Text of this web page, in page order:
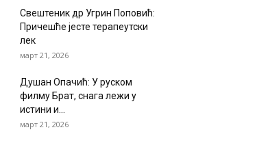
Свештеник др Угрин Поповић:
Причешће јесте терапеутски
лек
март 21, 2026
Душан Опачић: У руском
филму Брат, снага лежи у
истини и...
март 21, 2026